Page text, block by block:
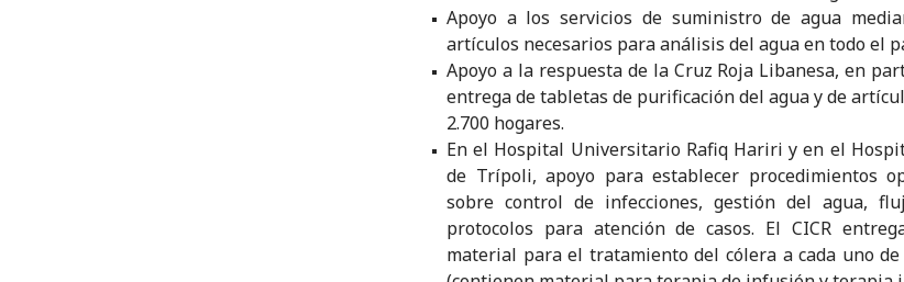
Apoyo a los servicios de suministro de agua
artículos necesarios para análisis del agua en todo el
Apoyo a la respuesta de la Cruz Roja Libanesa, en
entrega de tabletas de purificación del agua y de
2.700 hogares.
En el Hospital Universitario Rafiq Hariri y en el
de Trípoli, apoyo para establecer procedimientos
sobre control de infecciones, gestión del agua,
protocolos para atención de casos. El CICR
material para el tratamiento del cólera a cada uno